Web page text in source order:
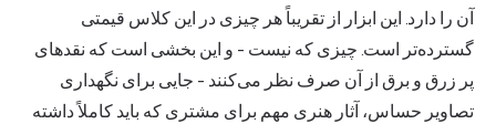
آن را دارد. این ابزار از تقریباً هر چیزی در این کلاس قیمتی
گسترده‌تر است. چیزی که نیست - و این بخشی است که نقدهای
پر زرق و برق از آن صرف نظر می‌کنند - جایی برای نگهداری
تصاویر حساس، آثار هنری مهم برای مشتری که باید کاملاً داشته